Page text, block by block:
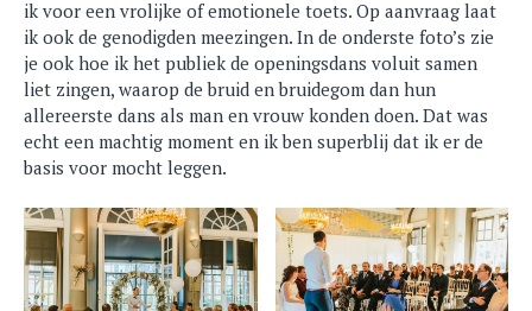
ik voor een vrolijke of emotionele toets. Op aanvraag laat
ik ook de genodigden meezingen. In de onderste foto’s zie
je ook hoe ik het publiek de openingsdans voluit samen
liet zingen, waarop de bruid en bruidegom dan hun
allereerste dans als man en vrouw konden doen. Dat was
echt een machtig moment en ik ben superblij dat ik er de
basis voor mocht leggen.